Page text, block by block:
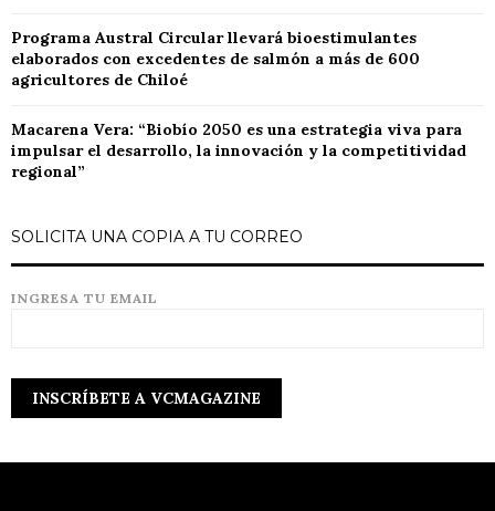
Programa Austral Circular llevará bioestimulantes
elaborados con excedentes de salmón a más de 600
agricultores de Chiloé
Macarena Vera: “Biobío 2050 es una estrategia viva para
impulsar el desarrollo, la innovación y la competitividad
regional”
SOLICITA UNA COPIA A TU CORREO
INGRESA TU EMAIL